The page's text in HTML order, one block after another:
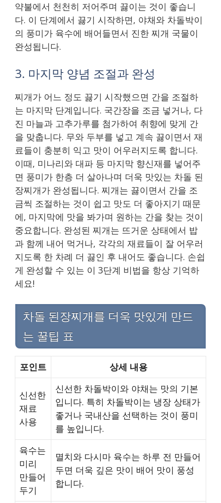
약불에서 천천히 저어주며 끓이는 것이 좋습니
다. 이 단계에서 끓기 시작하면, 야채와 차돌박이
의 풍미가 육수에 배어들면서 진한 찌개 국물이
완성됩니다.
3. 마지막 양념 조절과 완성
찌개가 어느 정도 끓기 시작했으면 간을 조절하
는 마지막 단계입니다. 국간장을 조금 넣거나, 다
진 마늘과 고추가루를 첨가하여 취향에 맞게 간
을 맞춥니다. 무와 두부를 넣고 계속 끓이면서 재
료들이 충분히 익고 맛이 어우러지도록 합니다.
이때, 미나리와 대파 등 마지막 향신재를 넣어주
면 풍미가 한층 더 살아나며 더욱 맛있는 차돌 된
장찌개가 완성됩니다. 찌개는 끓이면서 간을 조
금씩 조절하는 것이 쉽고 맛도 더 좋아지기 때문
에, 마지막에 맛을 봐가며 원하는 간을 찾는 것이
중요합니다. 완성된 찌개는 뜨거운 상태에서 밥
과 함께 내어 먹거나, 각각의 재료들이 잘 어우러
지도록 한 차례 더 끓인 후 내어도 좋습니다. 손쉽
게 완성할 수 있는 이 3단계 비법을 항상 기억하
세요!
차돌 된장찌개를 더욱 맛있게 만드
는 꿀팁 표
포인트 상세 내용
신선한
재료
사용
신선한 차돌박이와 야채는 맛의 기본
입니다. 특히 차돌박이는 냉장 상태가
좋거나 국내산을 선택하는 것이 풍미
를 높입니다.
육수는
미리
만들어
두기
멸치와 다시마 육수는 하루 전 만들어
두면 더욱 깊은 맛이 배어 맛이 풍성
합니다.